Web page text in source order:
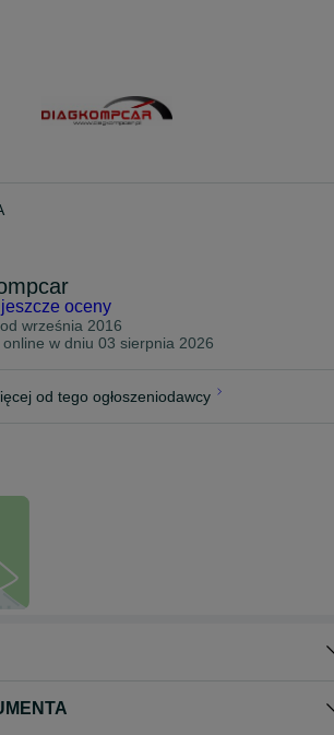
oceny
września 2016
w dniu 03 sierpnia 2026
od tego ogłoszeniodawcy